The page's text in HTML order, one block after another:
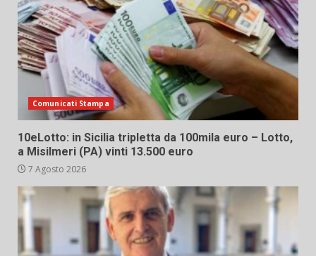
Comunicati Stampa
10eLotto: in Sicilia tripletta da 100mila euro – Lotto,
a Misilmeri (PA) vinti 13.500 euro
7 Agosto 2026